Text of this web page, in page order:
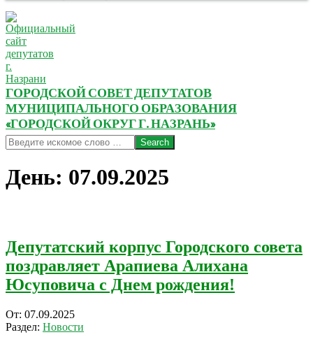
ГОРОДСКОЙ СОВЕТ ДЕПУТАТОВ
МУНИЦИПАЛЬНОГО ОБРАЗОВАНИЯ
«ГОРОДСКОЙ ОКРУГ Г. НАЗРАНЬ»
Search
День: 07.09.2025
Депутатский корпус Городского совета
поздравляет Арапиева Алихана
Юсуповича с Днем рождения!
2025-
09-
От: 07.09.2025
Раздел: Новости